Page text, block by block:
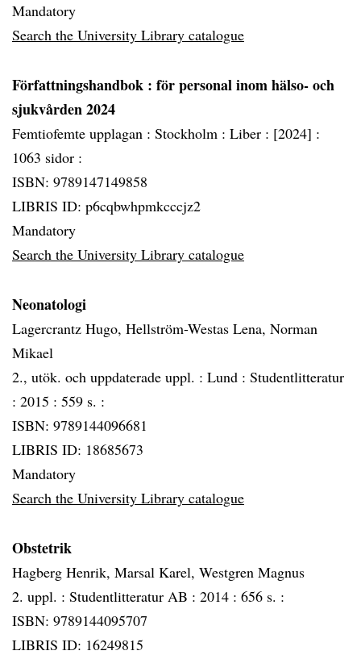
Mandatory
Search the University Library catalogue
Författningshandbok : för personal inom hälso- och
sjukvården 2024
Femtiofemte upplagan : Stockholm : Liber : [2024] :
1063 sidor :
ISBN: 9789147149858
LIBRIS ID: p6cqbwhpmkcccjz2
Mandatory
Search the University Library catalogue
Neonatologi
Lagercrantz Hugo, Hellström-Westas Lena, Norman
Mikael
2., utök. och uppdaterade uppl. : Lund : Studentlitteratur
: 2015 : 559 s. :
ISBN: 9789144096681
LIBRIS ID: 18685673
Mandatory
Search the University Library catalogue
Obstetrik
Hagberg Henrik, Marsal Karel, Westgren Magnus
2. uppl. : Studentlitteratur AB : 2014 : 656 s. :
ISBN: 9789144095707
LIBRIS ID: 16249815